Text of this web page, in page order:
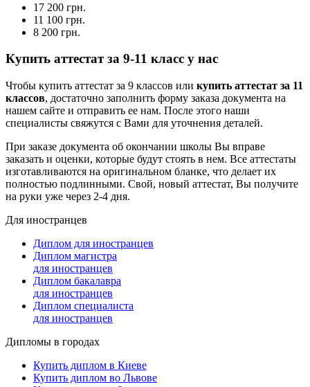
17 200 грн.
11 100 грн.
8 200 грн.
Купить аттестат за 9-11 класс у нас
Чтобы купить аттестат за 9 классов или купить аттестат за 11
классов, достаточно заполнить форму заказа документа на
нашем сайте и отправить ее нам. После этого наши
специалисты свяжутся с Вами для уточнения деталей.
При заказе документа об окончании школы Вы вправе
заказать и оценки, которые будут стоять в нем. Все аттестаты
изготавливаются на оригинальном бланке, что делает их
полностью подлинными. Свой, новый аттестат, Вы получите
на руки уже через 2-4 дня.
Для иностранцев
Диплом для иностранцев
Диплом магистра
для иностранцев
Диплом бакалавра
для иностранцев
Диплом специалиста
для иностранцев
Дипломы в городах
Купить диплом в Киеве
Купить диплом во Львове